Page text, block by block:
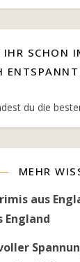
SCHON
du die
MEHR
aus